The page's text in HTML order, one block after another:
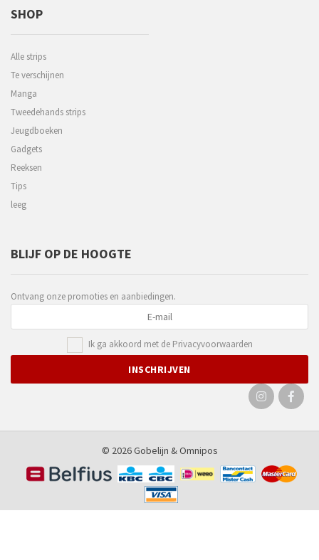
SHOP
Alle strips
Te verschijnen
Manga
Tweedehands strips
Jeugdboeken
Gadgets
Reeksen
Tips
leeg
BLIJF OP DE HOOGTE
Ontvang onze promoties en aanbiedingen.
Ik ga akkoord met de Privacyvoorwaarden
© 2026 Gobelijn &Omnipos